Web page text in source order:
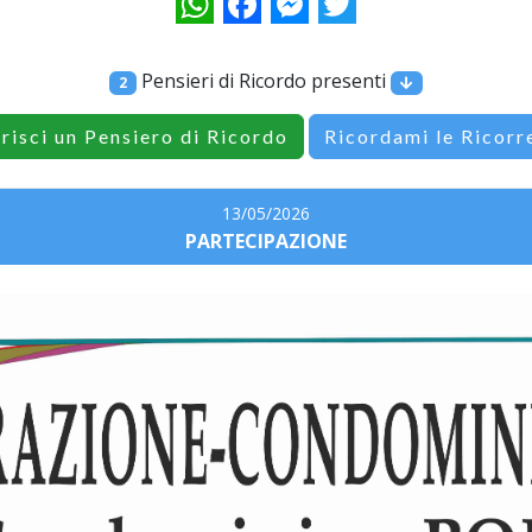
2 Pensieri di Ricordo presenti
un Pensiero di Ricordo Ricordami le
13/05/2026
PARTECIPAZIONE